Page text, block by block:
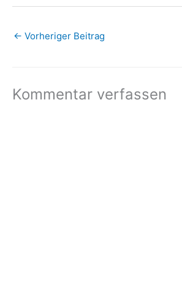
← Vorheriger Beitrag
Kommentar verfassen